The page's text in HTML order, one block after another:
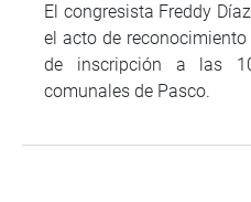
El congresista Freddy
el acto de
de inscripción a las
comunales de Pasco.